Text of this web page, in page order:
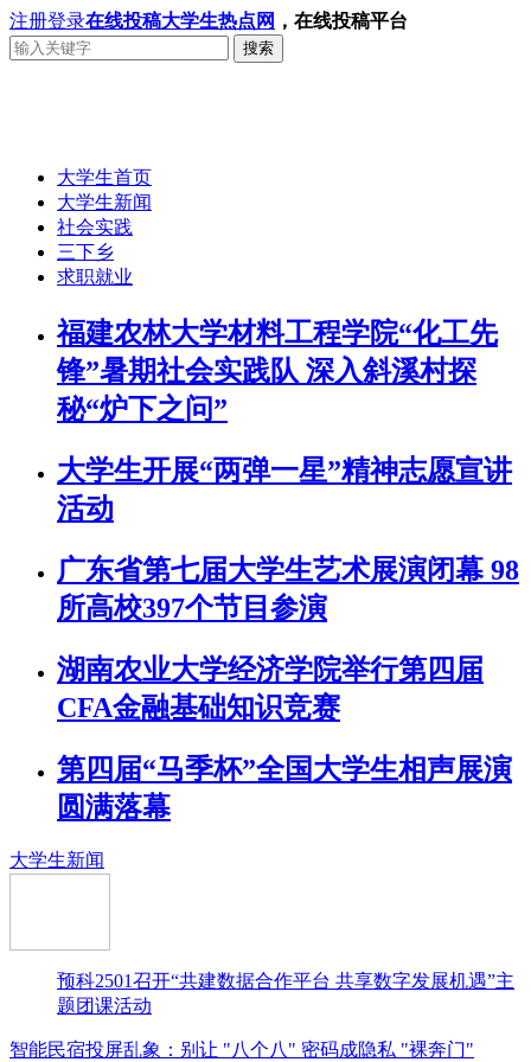
注册登录在线投稿大学生热点网 ，在线投稿平台
搜索
大学生首页
大学生新闻
社会实践
三下乡
求职就业
福建农林大学材料工程学院“化工先
锋”暑期社会实践队 深入斜溪村探
秘“炉下之问”
大学生开展“两弹一星”精神志愿宣讲
活动
广东省第七届大学生艺术展演闭幕 98
所高校397个节目参演
湖南农业大学经济学院举行第四届
CFA金融基础知识竞赛
第四届“马季杯”全国大学生相声展演
圆满落幕
大学生新闻
预科2501召开“共建数据合作平台 共享数字发展机遇”主
题团课活动
智能民宿投屏乱象：别让 "八个八" 密码成隐私 "裸奔门"